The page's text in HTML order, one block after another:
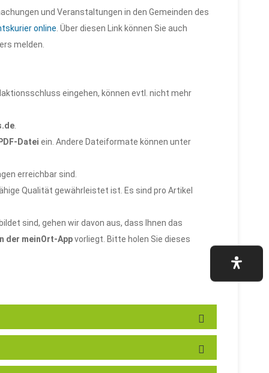
und Veranstaltungen in den Gemeinden des
online. Über diesen Link können Sie auch
melden.
eingehen, können evtl. nicht mehr
.
Datei ein. Andere Dateiformate können unter
erreichbar sind.
Qualität gewährleistet ist. Es sind pro Artikel
sind, gehen wir davon aus, dass Ihnen das
der meinOrt-Appvorliegt. Bitte holen Sie dieses